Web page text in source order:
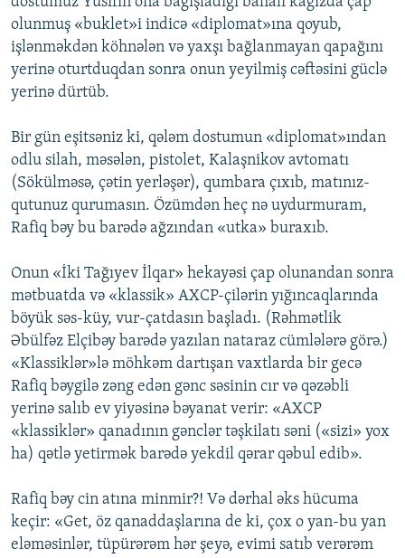
olunmuş «buklet»i indicə «diplomat»ına qoyub,
işlənməkdən köhnələn və yaxşı bağlanmayan qapağını
yerinə oturtduqdan sonra onun yeyilmiş cəftəsini güclə
yerinə dürtüb.
Bir gün eşitsəniz ki, qələm dostumun «diplomat»ından
odlu silah, məsələn, pistolet, Kalaşnikov avtomatı
(Sökülməsə, çətin yerləşər), qumbara çıxıb, matınız-
qutunuz qurumasın. Özümdən heç nə uydurmuram,
Rafiq bəy bu barədə ağzından «utka» buraxıb.
Onun «İki Tağıyev İlqar» hekayəsi çap olunandan sonra
mətbuatda və «klassik» AXCP-çilərin yığıncaqlarında
böyük səs-küy, vur-çatdasın başladı. (Rəhmətlik
Əbülfəz Elçibəy barədə yazılan nataraz cümlələrə görə.)
«Klassiklər»lə möhkəm dartışan vaxtlarda bir gecə
Rafiq bəygilə zəng edən gənc səsinin cır və qəzəbli
yerinə salıb ev yiyəsinə bəyanat verir: «AXCP
«klassiklər» qanadının gənclər təşkilatı səni («sizi» yox
ha) qətlə yetirmək barədə yekdil qərar qəbul edib».
Rafiq bəy cin atına minmir?! Və dərhal əks hücuma
keçir: «Get, öz qanaddaşlarına de ki, çox o yan-bu yan
eləməsinlər, tüpürərəm hər şeyə, evimi satıb verərəm